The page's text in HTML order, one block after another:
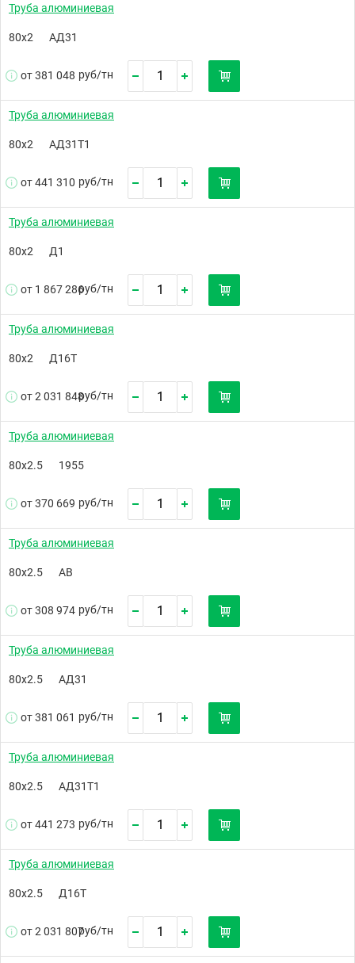
Труба алюминиевая
80х2 АД31
от 381 048 руб/тн
Труба алюминиевая
80х2 АД31Т1
от 441 310 руб/тн
Труба алюминиевая
80х2 Д1
от 1 867 286руб/тн
Труба алюминиевая
80х2 Д16Т
от 2 031 848руб/тн
Труба алюминиевая
80х2.5 1955
от 370 669 руб/тн
Труба алюминиевая
80х2.5 АВ
от 308 974 руб/тн
Труба алюминиевая
80х2.5 АД31
от 381 061 руб/тн
Труба алюминиевая
80х2.5 АД31Т1
от 441 273 руб/тн
Труба алюминиевая
80х2.5 Д16Т
от 2 031 807руб/тн